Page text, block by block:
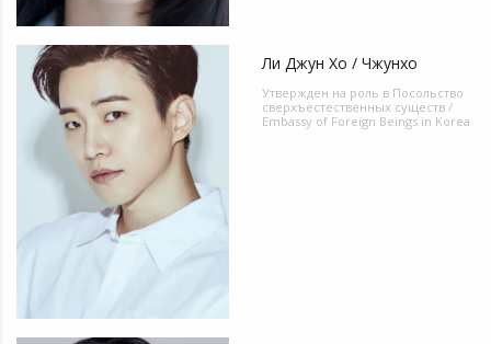
Ли Джун Хо / Чжунхо
Утвержден на роль в Посольство
сверхъестественных существ /
Embassy of Foreign Beings in Korea